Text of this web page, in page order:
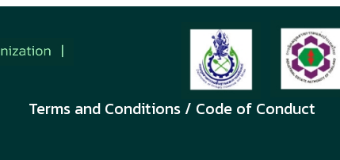
Terms and Conditions / Code of Conduct